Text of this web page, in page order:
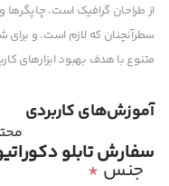
از طراحان گرافیک است،
سطرآنچنان که لازم است، و برای
متنوع با هدف بهبود ابزارهای
آموزش‌های کاربردی
سفارش تابلو
*جنس